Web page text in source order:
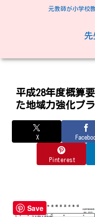
元教師が小学校
先
平成28年度概算
た地域力強化プ
X
Pinterest
Save